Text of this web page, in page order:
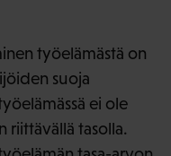
työelämästä on
suoja
ei ole
riittävällä tasolla.